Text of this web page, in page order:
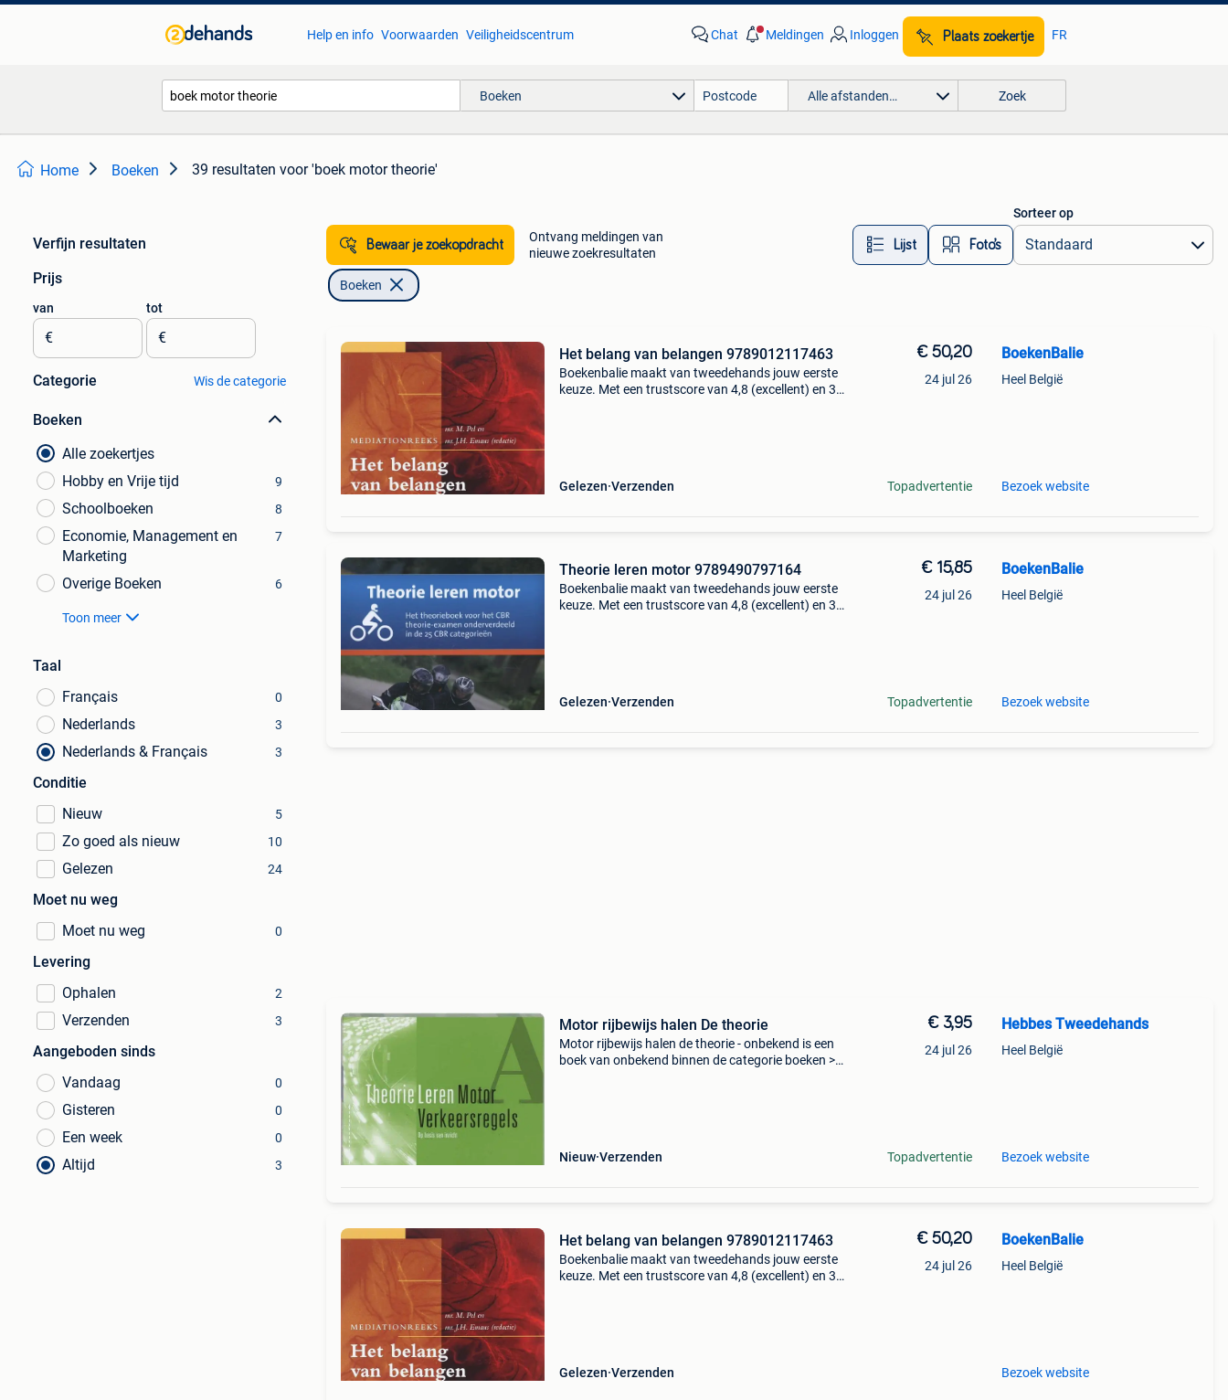
Help en info Voorwaarden Veiligheidscentrum Chat Meldingen Inloggen Plaats zoekertje FR
Boeken Alle afstanden… Zoek
Home Boeken 39 resultaten voor 'boek motor theorie'
Verfijn resultaten
Prijs
van
€
tot
€
Categorie Wis de categorie
Boeken
Alle zoekertjes
Hobby en Vrije tijd
9
Schoolboeken 8
Economie, Management en
Marketing
7
Overige Boeken 6
Toon meer
Taal
Français
0
Nederlands 3
Nederlands & Français 3
Conditie
Nieuw
5
Zo goed als nieuw 10
Gelezen 24
Moet nu weg
Moet nu weg
0
Levering
Ophalen
2
Verzenden 3
Aangeboden sinds
Vandaag
0
Gisteren 0
Een week 0
Altijd 3
Bewaar je zoekopdracht
Ontvang meldingen van
nieuwe zoekresultaten
Lijst Foto’s
Sorteer op
Boeken
Het belang van belangen 9789012117463
Boekenbalie maakt van tweedehands jouw eerste
keuze. Met een trustscore van 4,8 (excellent) en 30
Gelezen Verzenden
€ 50,20
24 jul 26
Topadvertentie
BoekenBalie
Heel België
Bezoek website
Theorie leren motor 9789490797164
Boekenbalie maakt van tweedehands jouw eerste
keuze. Met een trustscore van 4,8 (excellent) en 30
Gelezen Verzenden
€ 15,85
24 jul 26
Topadvertentie
BoekenBalie
Heel België
Bezoek website
Motor rijbewijs halen De theorie
Motor rijbewijs halen de theorie - onbekend is een
boek van onbekend binnen de categorie boeken >
Nieuw Verzenden
€ 3,95
24 jul 26
Topadvertentie
Hebbes Tweedehands
Heel België
Bezoek website
Het belang van belangen 9789012117463
Boekenbalie maakt van tweedehands jouw eerste
keuze. Met een trustscore van 4,8 (excellent) en 30
Gelezen Verzenden
€ 50,20
24 jul 26
BoekenBalie
Heel België
Bezoek website